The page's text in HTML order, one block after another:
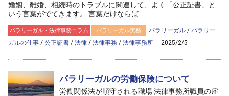
婚姻、離婚、相続時のトラブルに関連して、よく「公正証書」と
いう言葉がでてきます。 言葉だけならば ...
パラリーガル・法律事務コラム パラリーガル実務 パラリーガル / パラリー
ガルの仕事 / 公正証書 / 法律 / 法律事務 / 法律事務所 2025/2/5
パラリーガルの労働保険について
労働関係法が順守される職場 法律事務所職員の雇